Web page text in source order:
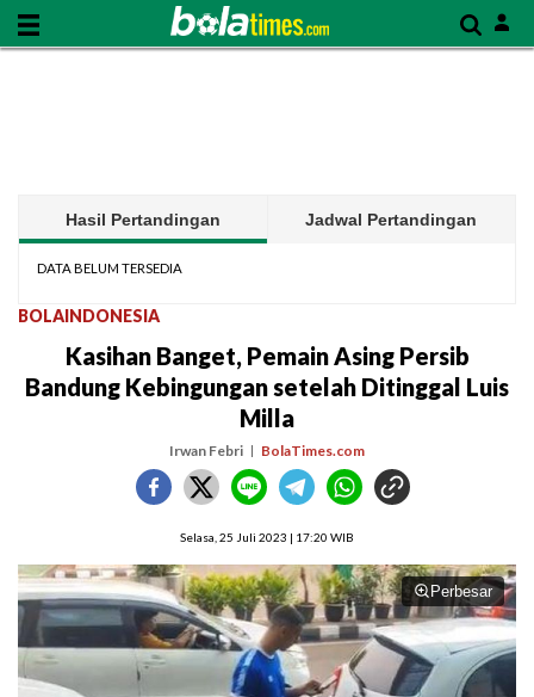
Hasil Pertandingan Jadwal Pertandingan
DATA BELUM TERSEDIA
BOLAINDONESIA
Kasihan Banget, Pemain Asing Persib
Bandung Kebingungan setelah Ditinggal Luis
Milla
Irwan Febri BolaTimes.com
Selasa, 25 Juli 2023 | 17:20 WIB
Perbesar